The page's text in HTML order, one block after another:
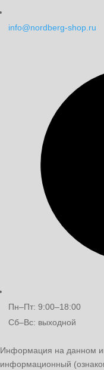
info@nordberg-shop.ru
Пн–Пт: 9:00–18:00
Сб–Вс: выходной
Информация на данном
информационный